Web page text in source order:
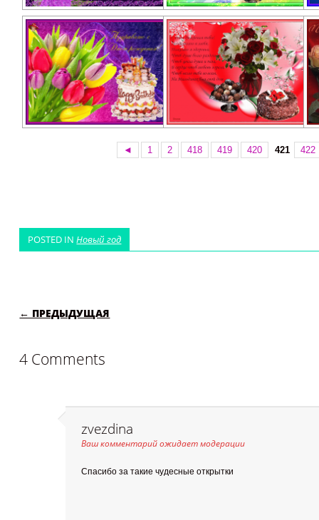
◄ 1 2 418 419 420 421 422
POSTED INНовый год
POST NAVIGATION
← ПРЕДЫДУЩАЯ
4 Comments
zvezdina
Ваш комментарий ожидает модерации
Спасибо за такие чудесные открытки